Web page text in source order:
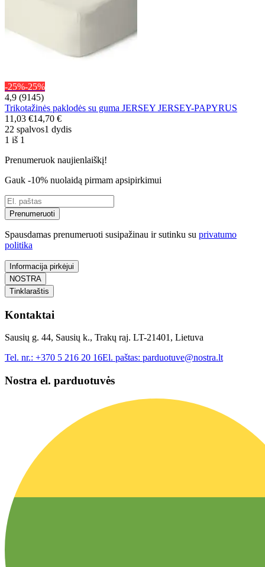
-25%-25%
4,9 (9145)
Trikotažinės paklodės su guma JERSEY JERSEY-PAPYRUS
11,03 €14,70 €
22 spalvos1 dydis
1 iš 1
Prenumeruok naujienlaiškį!
Gauk -10% nuolaidą pirmam apsipirkimui
Prenumeruoti
Spausdamas prenumeruoti susipažinau ir sutinku su privatumo
politika
Informacija pirkėjui
NOSTRA
Tinklaraštis
Kontaktai
Sausių g. 44, Sausių k., Trakų raj. LT-21401, Lietuva
Tel. nr.: +370 5 216 20 16El. paštas: parduotuve@nostra.lt
Nostra el. parduotuvės